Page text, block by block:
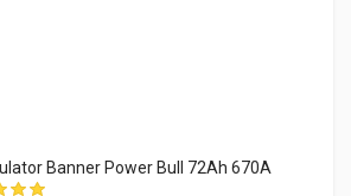
Banner Power Bull 72Ah 670A